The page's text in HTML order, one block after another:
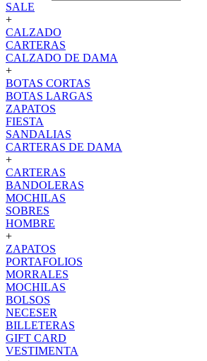
SALE
+
CALZADO
CARTERAS
CALZADO DE DAMA
+
BOTAS CORTAS
BOTAS LARGAS
ZAPATOS
FIESTA
SANDALIAS
CARTERAS DE DAMA
+
CARTERAS
BANDOLERAS
MOCHILAS
SOBRES
HOMBRE
+
ZAPATOS
PORTAFOLIOS
MORRALES
MOCHILAS
BOLSOS
NECESER
BILLETERAS
GIFT CARD
VESTIMENTA